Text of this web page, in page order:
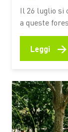
Il 26 luglio si
a queste
CO2,
sostenere la
territori…
Leggi →